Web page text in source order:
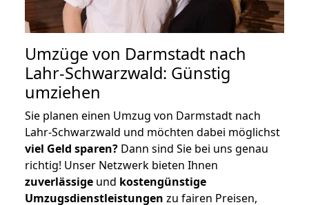
Umzüge von Darmstadt nach
Lahr-Schwarzwald: Günstig
umziehen
Sie planen einen Umzug von Darmstadt nach
Lahr-Schwarzwald und möchten dabei möglichst
viel Geld sparen? Dann sind Sie bei uns genau
richtig! Unser Netzwerk bieten Ihnen
zuverlässige und kostengünstige
Umzugsdienstleistungen zu fairen Preisen,